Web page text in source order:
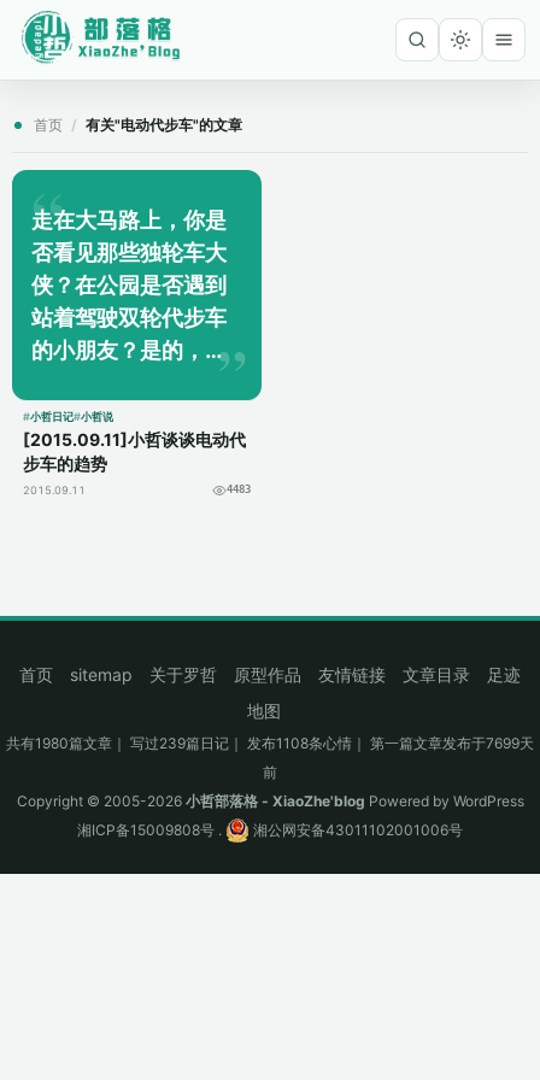
首页 / 有关"电动代步车"的文章
走在大马路上，你是
否看见那些独轮车大
侠？在公园是否遇到
站着驾驶双轮代步车
的小朋友？是的，这
不是科幻电影里的道
具，它已经飞入平常
百姓家了！ 一台代步
小哲日记 小哲说
[2015.09.11]小哲谈谈电动代
步车的趋势
2015.09.11 4483
首页 sitemap 关于罗哲 原型作品 友情链接 文章目录
足迹
地图
共有1980篇文章｜ 写过239篇日记｜ 发布1108条心情｜ 第一篇文章发布于7699天
前
Copyright © 2005-2026 小哲部落格 - XiaoZhe'blog Powered by WordPress
湘ICP备15009808号 . 湘公网安备43011102001006号